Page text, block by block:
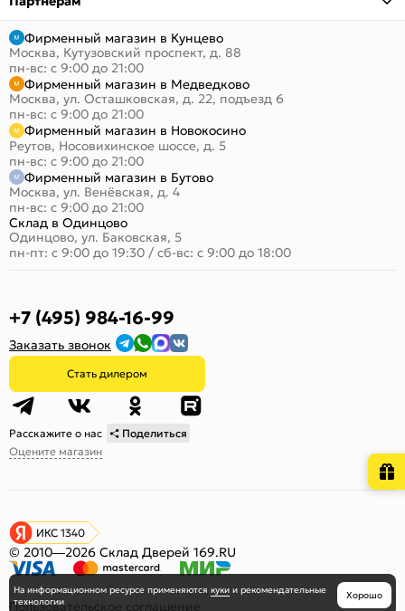
Фирменный магазин в Кунцево
Москва, Кутузовский проспект, д. 88
пн-вс: с 9:00 до 21:00
Фирменный магазин в Медведково
Москва, ул. Осташковская, д. 22, подъезд 6
пн-вс: с 9:00 до 21:00
Фирменный магазин в Новокосино
Реутов, Носовихинское шоссе, д. 5
пн-вс: с 9:00 до 21:00
Фирменный магазин в Бутово
Москва, ул. Венёвская, д. 4
пн-вс: с 9:00 до 21:00
Склад в Одинцово
Одинцово, ул. Баковская, 5
пн-пт: с 9:00 до 19:30 / сб-вс: с 9:00 до 18:00
+7 (495) 984-16-99
Заказать звонок
Стать дилером
Расскажите о нас
Поделиться
Оцените магазин
ИКС 1340
© 2010—2026 Склад Дверей 169.RU
Пользовательское соглашение
На информационном ресурсе применяются куки и рекомендательные
технологии
Хорошо